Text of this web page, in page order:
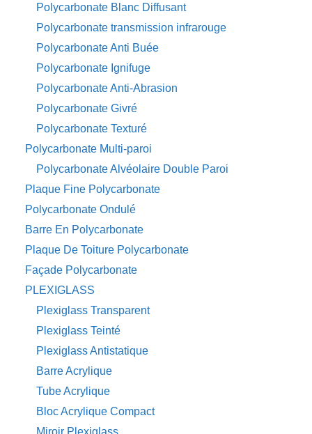
Polycarbonate Blanc Diffusant
Polycarbonate transmission infrarouge
Polycarbonate Anti Buée
Polycarbonate Ignifuge
Polycarbonate Anti-Abrasion
Polycarbonate Givré
Polycarbonate Texturé
Polycarbonate Multi-paroi
Polycarbonate Alvéolaire Double Paroi
Plaque Fine Polycarbonate
Polycarbonate Ondulé
Barre En Polycarbonate
Plaque De Toiture Polycarbonate
Façade Polycarbonate
PLEXIGLASS
Plexiglass Transparent
Plexiglass Teinté
Plexiglass Antistatique
Barre Acrylique
Tube Acrylique
Bloc Acrylique Compact
Miroir Plexiglass